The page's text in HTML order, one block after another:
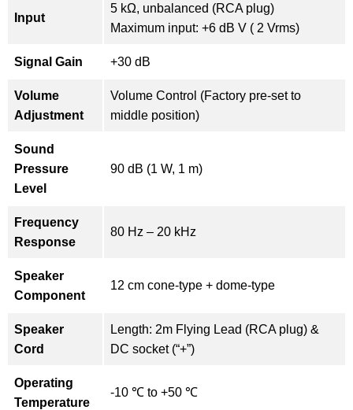
Input
5 kΩ, unbalanced (RCA plug)
Maximum input: +6 dB V ( 2 Vrms)
Signal Gain +30 dB
Volume
Adjustment
Volume Control (Factory pre-set to
middle position)
Sound
Pressure
Level
90 dB (1 W, 1 m)
Frequency
Response
80 Hz – 20 kHz
Speaker
Component
12 cm cone-type + dome-type
Speaker
Cord
Length: 2m Flying Lead (RCA plug) &
DC socket (“+”)
Operating
Temperature
-10 ℃ to +50 ℃